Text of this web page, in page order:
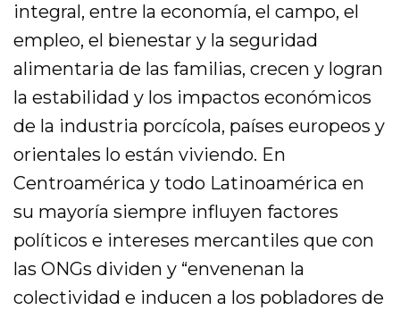
integral, entre la economía, el campo, el
empleo, el bienestar y la seguridad
alimentaria de las familias, crecen y logran
la estabilidad y los impactos económicos
de la industria porcícola, países europeos y
orientales lo están viviendo. En
Centroamérica y todo Latinoamérica en
su mayoría siempre influyen factores
políticos e intereses mercantiles que con
las ONGs dividen y “envenenan la
colectividad e inducen a los pobladores de